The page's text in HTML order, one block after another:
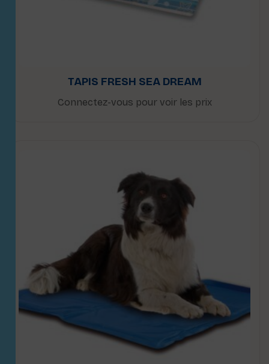
TAPIS FRESH SEA DREAM
Connectez-vous pour voir les prix